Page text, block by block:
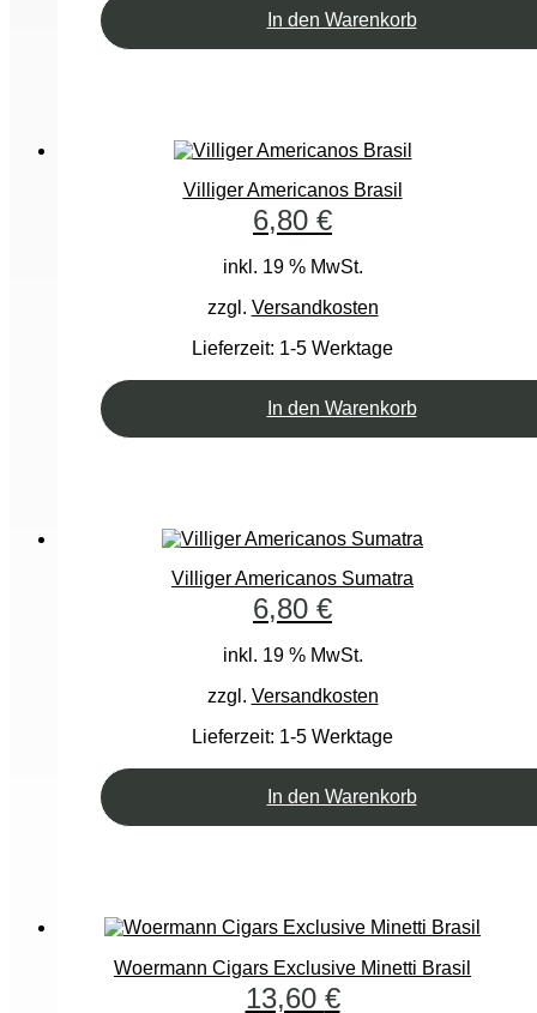
In den Warenkorb
Villiger Americanos Brasil
6,80 €
inkl. 19 % MwSt.
zzgl. Versandkosten
Lieferzeit: 1-5 Werktage
In den Warenkorb
Villiger Americanos Sumatra
6,80 €
inkl. 19 % MwSt.
zzgl. Versandkosten
Lieferzeit: 1-5 Werktage
In den Warenkorb
Woermann Cigars Exclusive Minetti Brasil
13,60 €